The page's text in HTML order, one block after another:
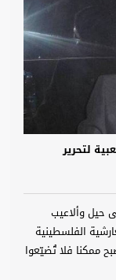
لتحرير
حيل وألاعيب
الفلسطينية
ممكنا فلا تُضيّعوا